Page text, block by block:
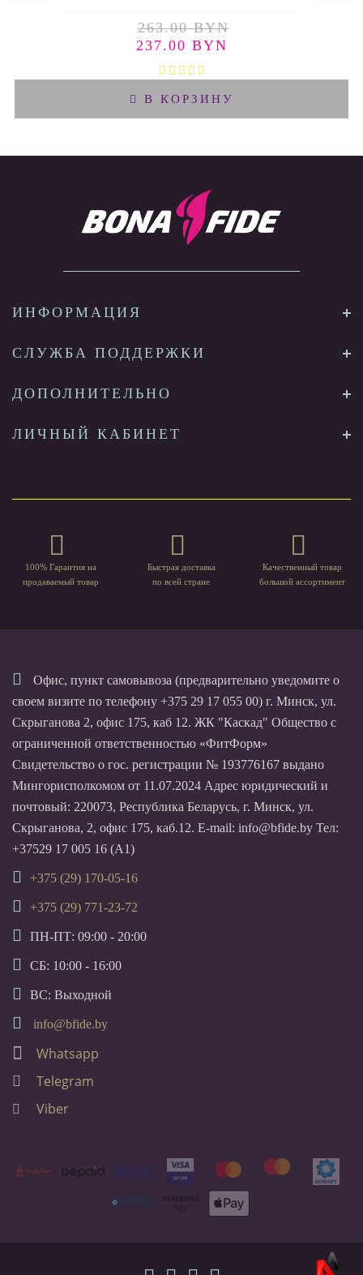
263.00 BYN
237.00 BYN
В КОРЗИНУ
ИНФОРМАЦИЯ
СЛУЖБА ПОДДЕРЖКИ
ДОПОЛНИТЕЛЬНО
ЛИЧНЫЙ КАБИНЕТ
100% Гарантия на
продаваемый товар
Быстрая доставка
по всей стране
Качественный товар
большой ассортимент
Офис, пункт самовывоза (предварительно уведомите о
своем визите по телефону +375 29 17 055 00) г. Минск, ул.
Скрыганова 2, офис 175, каб 12. ЖК "Каскад" Общество с
ограниченной ответственностью «ФитФорм»
Свидетельство о гос. регистрации № 193776167 выдано
Мингорисполкомом от 11.07.2024 Адрес юридический и
почтовый: 220073, Республика Беларусь, г. Минск, ул.
Скрыганова, 2, офис 175, каб.12. E-mail: info@bfide.by Тел:
+37529 17 005 16 (А1)
+375 (29) 170-05-16
+375 (29) 771-23-72
ПН-ПТ: 09:00 - 20:00
СБ: 10:00 - 16:00
ВС: Выходной
info@bfide.by
Whatsapp
Telegram
Viber